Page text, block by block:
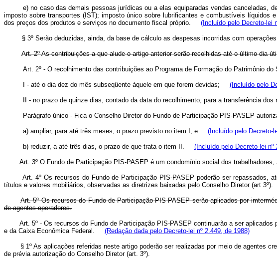
e) no caso das demais pessoas jurídicas ou a elas equiparadas vendas canceladas,
imposto sobre transportes (IST); imposto único sobre lubrificantes e combustíveis líquidos
dos preços dos produtos e serviços no documento fiscal próprio. (Incluído pelo Decreto-lei
§ 3º Serão deduzidas, ainda, da base de cálculo as despesas incorridas com
Art. 2º As contribuições a que alude o artigo anterior serão recolhidas até o último dia
Art. 2º - O recolhimento das contribuições ao Programa de Formação do Patrimônio
I - até o dia dez do mês subseqüente àquele em que forem devidas; (Incluído pelo
II - no prazo de quinze dias, contado da data do recolhimento, para a transferência
Parágrafo único - Fica o Conselho Diretor do Fundo de Participação PIS-PASEP
a) ampliar, para até três meses, o prazo previsto no item I; e (Incluído pelo Decreto-
b) reduzir, a até três dias, o prazo de que trata o item II. (Incluído pelo Decreto-lei nº
Art. 3º O Fundo de Participação PIS-PASEP é um condomínio social dos trabalhadores,
Art. 4º Os recursos do Fundo de Participação PIS-PASEP poderão ser repassados,
títulos e valores mobiliários, observadas as diretrizes baixadas pelo Conselho Diretor (art 3º).
Art. 5º Os recursos do Fundo de Participação PIS-PASEP serão aplicados por
de agentes operadores.
Art. 5º - Os recursos do Fundo de Participação PIS-PASEP continuarão a ser
e da Caixa Econômica Federal. (Redação dada pelo Decreto-lei nº 2.449, de 1988)
§ 1º As aplicações referidas neste artigo poderão ser realizadas por meio de agentes
de prévia autorização do Conselho Diretor (art. 3º).